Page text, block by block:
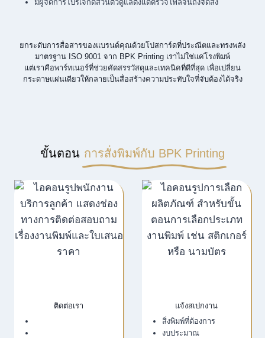
มีผู้จัดการโปรเจกต์ส่วนตัวดูแลตั้งแต่ตรวจไฟล์จนถึงจัดส่ง
ยกระดับการสื่อสารของแบรนด์คุณด้วยโปสการ์ดที่ประณีตและทรงพลัง
มาตรฐาน ISO 9001 จาก BPK Printing เราไม่ใช่แค่โรงพิมพ์
แต่เราคือพาร์ทเนอร์ที่ช่วยคัดสรรวัสดุและเทคนิคที่ดีที่สุด เพื่อเปลี่ยน
กระดาษแผ่นเดียวให้กลายเป็นสื่อสร้างความประทับใจที่จับต้องได้จริง
ขั้นตอน การสั่งพิมพ์กับ BPK Printing
ติดต่อเรา
แจ้งสเปกงาน
สิ่งพิมพ์ที่ต้องการ
งบประมาณ